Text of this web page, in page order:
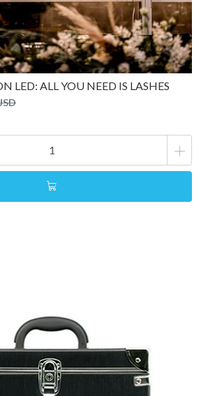
LED: ALL YOU NEED IS LASHES
+